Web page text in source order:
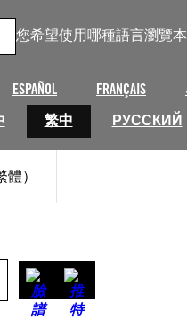
您希望使用哪種語言瀏覽
ESPAÑOL FRANÇAIS
繁中 РУССКИЙ
）